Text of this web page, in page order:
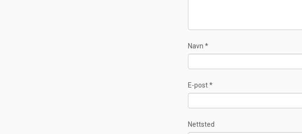
Navn *
E-post*
Nettsted